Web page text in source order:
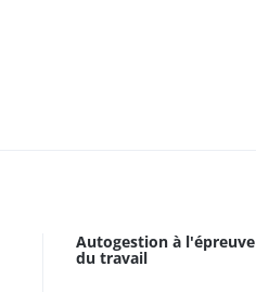
Autogestion à l'épreuve
du travail